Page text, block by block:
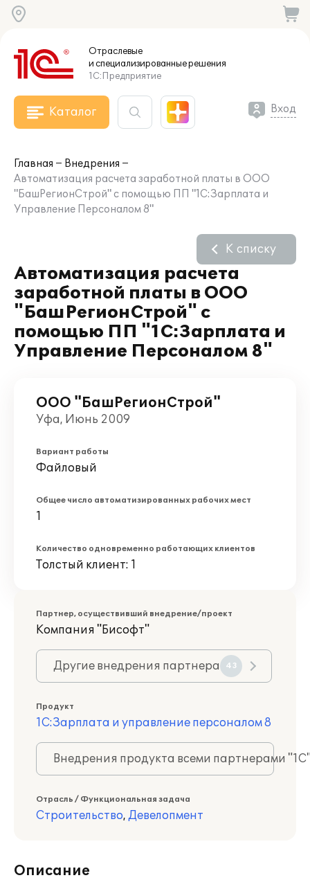
Отраслевые
и специализированныерешения
1С:Предприятие
Каталог Вход
Главная
Внедрения
Автоматизация расчета заработной платы в ООО
"БашРегионСтрой" с помощью ПП "1С:Зарплата и
Управление Персоналом 8"
Автоматизация расчета
заработной платы в ООО
"БашРегионСтрой" с
помощью ПП "1С:Зарплата и
Управление Персоналом 8"
К списку
ООО "БашРегионСтрой"
Уфа, Июнь 2009
Вариант работы
Файловый
Общее число автоматизированных рабочих мест
1
Количество одновременно работающих клиентов
Толстый клиент: 1
Партнер, осуществивший внедрение/проект
Компания "Бисофт"
Другие внедрения партнера 43
Продукт
1С:Зарплата и управление персоналом 8
Внедрения продукта всеми партнерами
Отрасль / Функциональная задача
Строительство, Девелопмент
Описание